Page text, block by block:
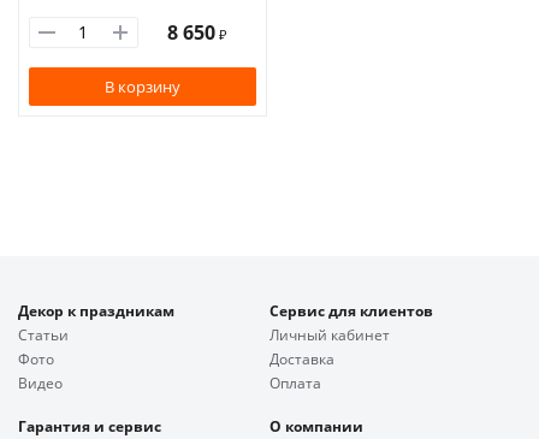
8 650 ₽
В корзину
Декор к праздникам
Статьи
Фото
Видео
Сервис для клиентов
Личный кабинет
Доставка
Оплата
Гарантия и сервис
О компании